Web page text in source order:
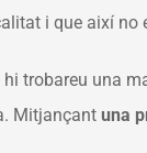
i que així no
trobareu una
Mitjançant una